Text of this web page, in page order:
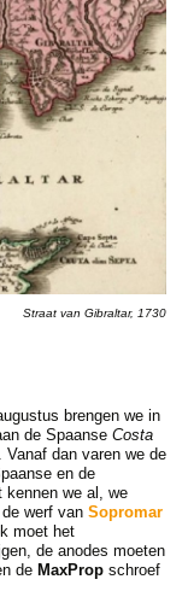
Straat van Gibraltar, 1730
brengen we in
de Spaanse Costa
dan varen we de
en de
kennen we al, we
werf vanSopromar
moet het
de anodes moeten
de MaxPropschroef